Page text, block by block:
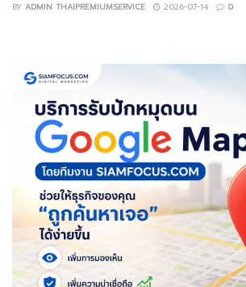
BY ADMIN THAIPREMIUMSERVICE 2026-07-14 0